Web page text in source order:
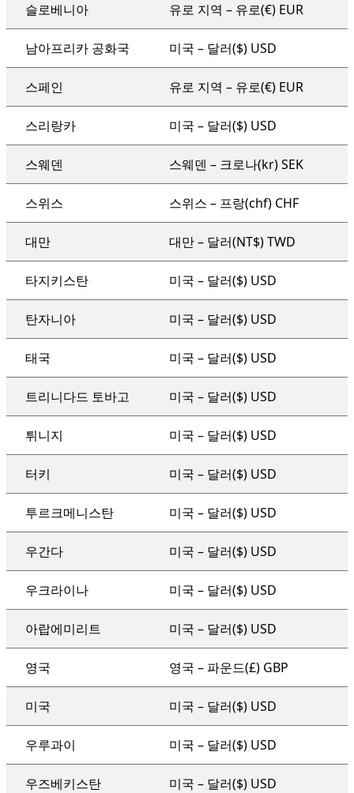
슬로베니아 유로 지역 – 유로(€) EUR
남아프리카 공화국 미국 – 달러($) USD
스페인 유로 지역 – 유로(€) EUR
스리랑카 미국 – 달러($) USD
스웨덴 스웨덴 – 크로나(kr) SEK
스위스 스위스 – 프랑(chf) CHF
대만 대만 – 달러(NT$) TWD
타지키스탄 미국 – 달러($) USD
탄자니아 미국 – 달러($) USD
태국 미국 – 달러($) USD
트리니다드 토바고 미국 – 달러($) USD
튀니지 미국 – 달러($) USD
터키 미국 – 달러($) USD
투르크메니스탄 미국 – 달러($) USD
우간다 미국 – 달러($) USD
우크라이나 미국 – 달러($) USD
아랍에미리트 미국 – 달러($) USD
영국 영국 – 파운드(£) GBP
미국 미국 – 달러($) USD
우루과이 미국 – 달러($) USD
우즈베키스탄 미국 – 달러($) USD